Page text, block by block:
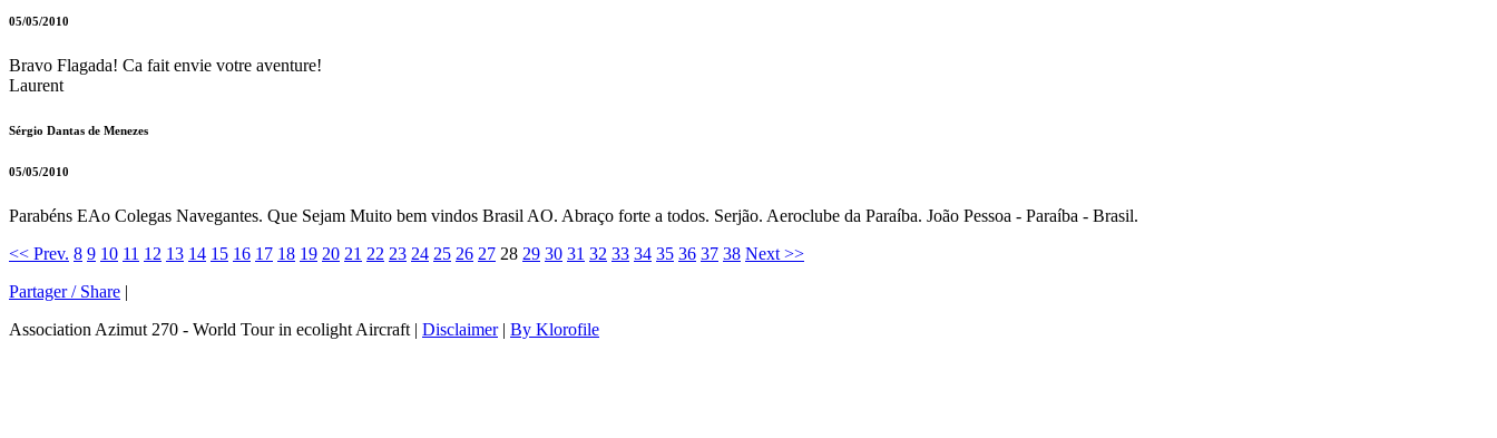
05/05/2010
Bravo Flagada! Ca fait envie votre aventure!
Laurent
Sérgio Dantas de Menezes
05/05/2010
Parabéns EAo Colegas Navegantes. Que Sejam Muito bem vindos Brasil AO. Abraço forte a todos. Serjão. Aeroclube da Paraíba. João Pessoa - Paraíba - Brasil.
<< Prev. 8 9 10 11 12 13 14 15 16 17 18 19 20 21 22 23 24 25 26 27 28 29 30 31 32 33 34 35 36 37 38 Next >>
Partager / Share |
Association Azimut 270 - World Tour in ecolight Aircraft | Disclaimer| By Klorofile